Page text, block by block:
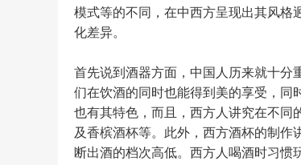
模式等的不同，在中西方呈现出其风格
化差异。
首先说到酒器方面，中国人历来就十分
们在饮酒的同时也能得到美的享受，同
也有其特色，而且，西方人讲究在不同
及香槟酒杯等。此外，西方酒杯的制作
断出酒的档次高低。西方人喝酒时习